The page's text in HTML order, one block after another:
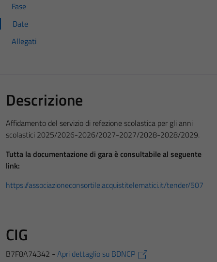
Fase
Date
Allegati
Descrizione
Affidamento del servizio di refezione scolastica per gli anni
scolastici 2025/2026-2026/2027-2027/2028-2028/2029.
Tutta la documentazione di gara è consultabile al seguente
link:
https://associazioneconsortile.acquistitelematici.it/tender/507
CIG
B7F8A74342 - Apri dettaglio su BDNCP